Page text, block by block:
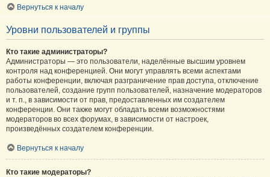
Вернуться к началу
Уровни пользователей и группы
Кто такие администраторы?
Администраторы — это пользователи, наделённые высшим уровнем
контроля над конференцией. Они могут управлять всеми аспектами
работы конференции, включая разграничение прав доступа, отключение
пользователей, создание групп пользователей, назначение модераторов
и т. п., в зависимости от прав, предоставленных им создателем
конференции. Они также могут обладать всеми возможностями
модераторов во всех форумах, в зависимости от настроек,
произведённых создателем конференции.
Вернуться к началу
Кто такие модераторы?